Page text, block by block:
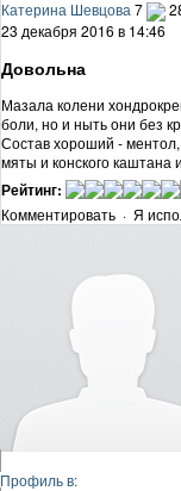
Катерина Шевцова 7
23 декабря 2016 в 14:46
Довольна
Мазала колени
боли, но и ныть они без
Состав хороший -
мяты и конского каштана
Рейтинг:
Комментировать · Я
Профиль в: